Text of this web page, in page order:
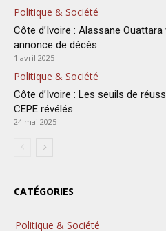
Politique & Société
Côte d’Ivoire : Alassane
annonce de décès
1 avril 2025
Politique & Société
Côte d’Ivoire : Les seuils de
CEPE révélés
24 mai 2025
CATÉGORIES
Politique & Société